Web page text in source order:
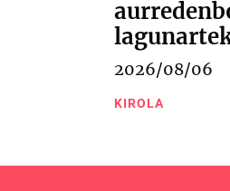
2026/08/06
KIROLA